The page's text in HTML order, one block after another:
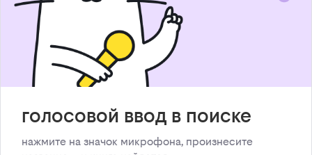
голосовой ввод в поиске
нажмите на значок микрофона, произнесите